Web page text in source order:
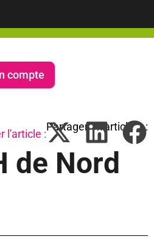
compte
l'article :
de Nord